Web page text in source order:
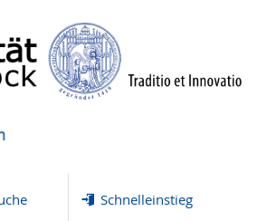
Schnelleinstieg